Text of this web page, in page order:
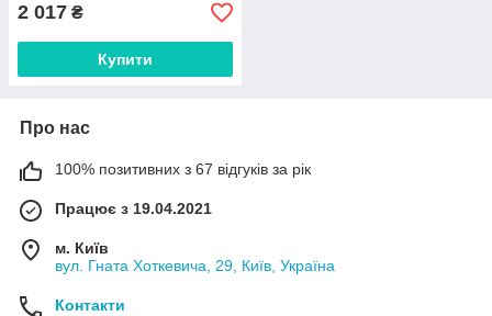
2 017 ₴
Купити
Про нас
100% позитивних з 67 відгуків за рік
Працює з 19.04.2021
м. Київ
вул. Гната Хоткевича, 29, Київ, Україна
Контакти